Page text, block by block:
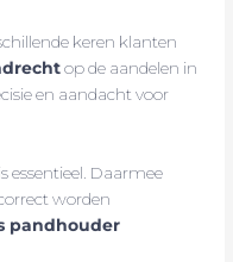
keren klanten
op de aandelen in
en aandacht voor
essentieel. Daarmee
worden
pandhouder